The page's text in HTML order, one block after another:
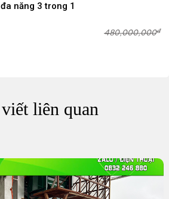
năng 3 trong 1
480,000,000đ
liên quan